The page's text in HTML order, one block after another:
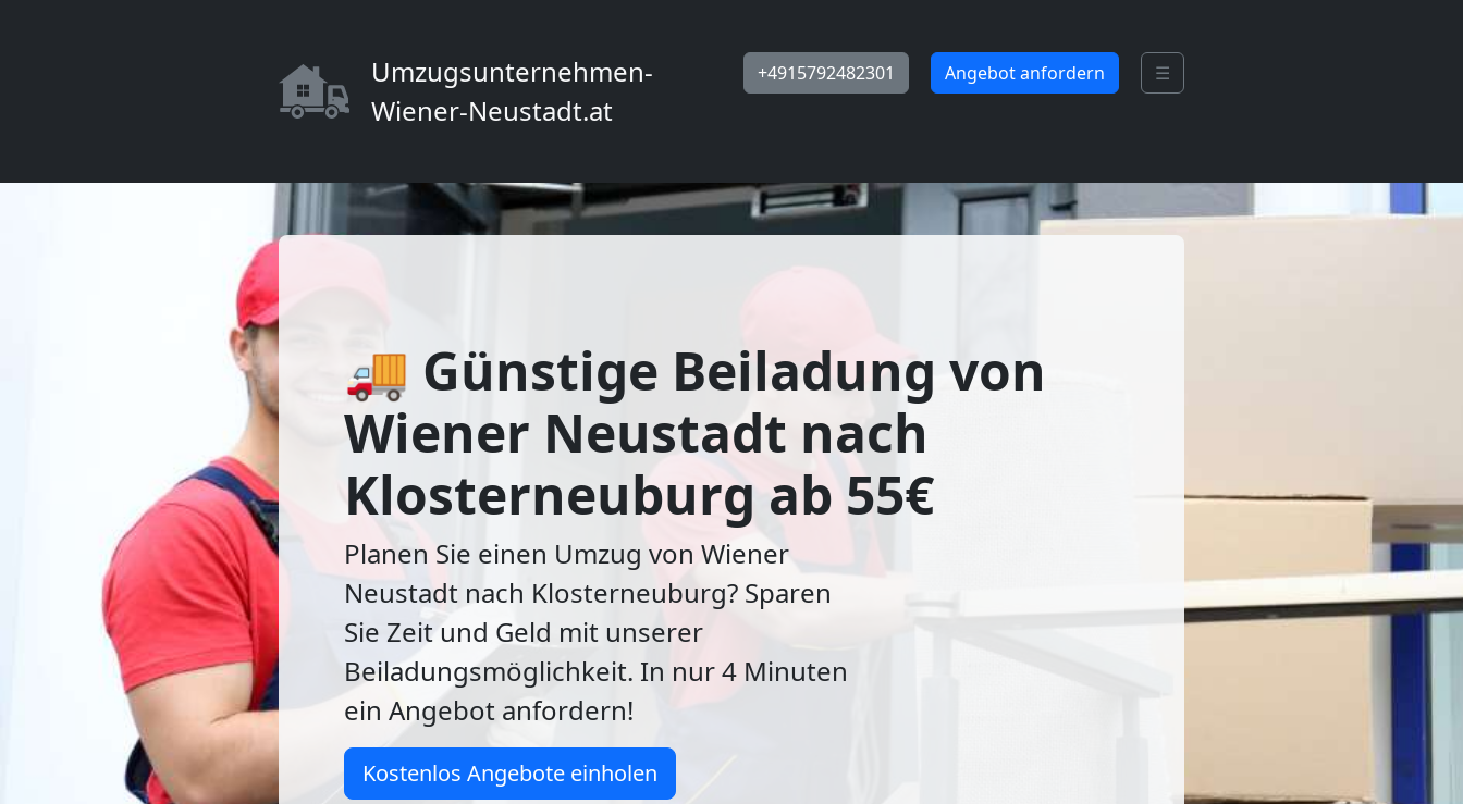
Umzugsunternehmen-
Wiener-Neustadt.at
+4915792482301 Angebot anfordern ☰
🚚 Günstige Beiladung von
Wiener Neustadt nach
Klosterneuburg ab 55€
Planen Sie einen Umzug von Wiener
Neustadt nach Klosterneuburg? Sparen
Sie Zeit und Geld mit unserer
Beiladungsmöglichkeit. In nur 4 Minuten
ein Angebot anfordern!
Kostenlos Angebote einholen